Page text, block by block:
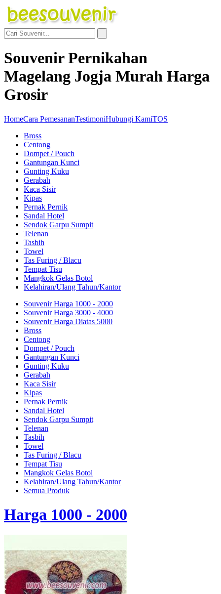
Souvenir Pernikahan
Magelang Jogja Murah Harga
Grosir
HomeCara PemesananTestimoniHubungi KamiTOS
Bross
Centong
Dompet / Pouch
Gantungan Kunci
Gunting Kuku
Gerabah
Kaca Sisir
Kipas
Pernak Pernik
Sandal Hotel
Sendok Garpu Sumpit
Telenan
Tasbih
Towel
Tas Furing / Blacu
Tempat Tisu
Mangkok Gelas Botol
Kelahiran/Ulang Tahun/Kantor
Souvenir Harga 1000 - 2000
Souvenir Harga 3000 - 4000
Souvenir Harga Diatas 5000
Bross
Centong
Dompet / Pouch
Gantungan Kunci
Gunting Kuku
Gerabah
Kaca Sisir
Kipas
Pernak Pernik
Sandal Hotel
Sendok Garpu Sumpit
Telenan
Tasbih
Towel
Tas Furing / Blacu
Tempat Tisu
Mangkok Gelas Botol
Kelahiran/Ulang Tahun/Kantor
Semua Produk
Harga 1000 - 2000